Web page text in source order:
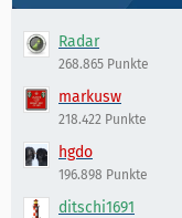
Radar
268.865 Punkte
markusw
218.422 Punkte
hgdo
196.898 Punkte
ditschi1691